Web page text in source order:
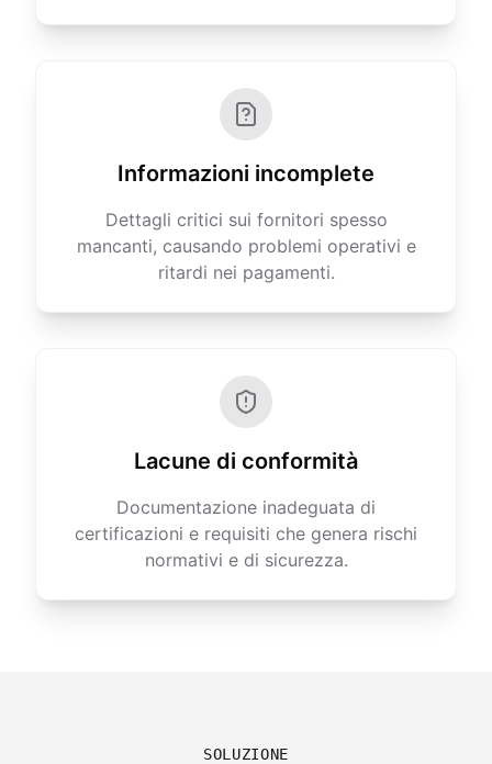
Informazioni incomplete
Dettagli critici sui fornitori spesso
mancanti, causando problemi operativi e
ritardi nei pagamenti.
Lacune di conformità
Documentazione inadeguata di
certificazioni e requisiti che genera rischi
normativi e di sicurezza.
SOLUZIONE